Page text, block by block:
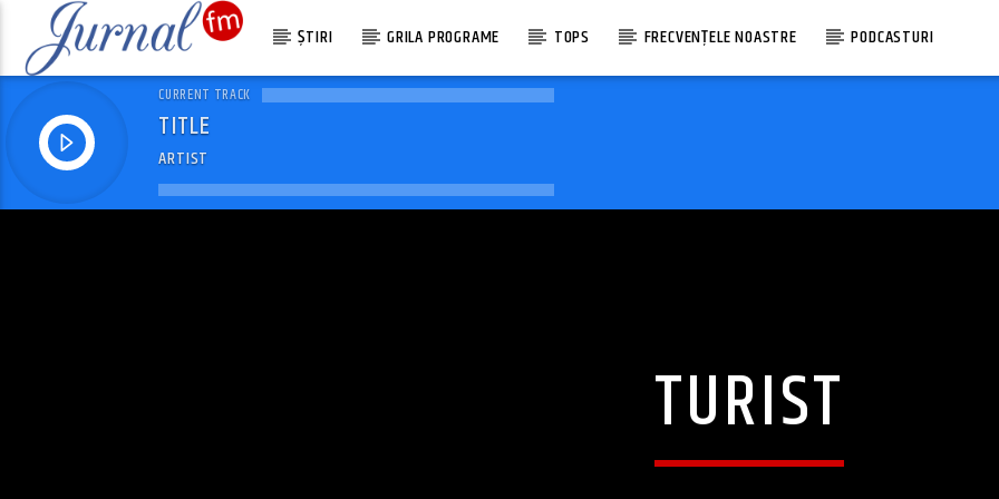
ȘTIRI GRILA PROGRAME TOPS FRECVENȚELE NOASTRE PODCASTURI
CURRENT TRACK
TITLE
ARTIST
TURIST